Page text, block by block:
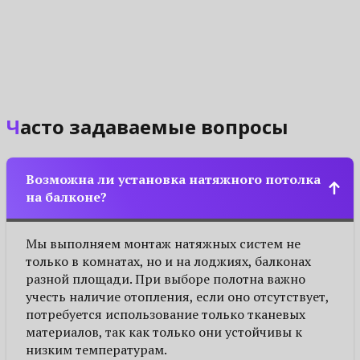
Часто задаваемые вопросы
Возможна ли установка натяжного потолка
на балконе?
Мы выполняем монтаж натяжных систем не
только в комнатах, но и на лоджиях, балконах
разной площади. При выборе полотна важно
учесть наличие отопления, если оно отсутствует,
потребуется использование только тканевых
материалов, так как только они устойчивы к
низким температурам.